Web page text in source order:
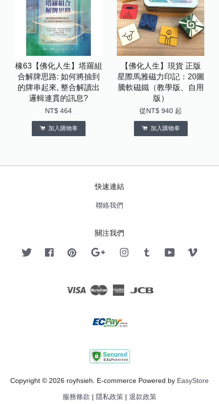
橡63【佛化人生】塔羅組
合解牌思路: 如何將抽到
的牌串起來, 整合解讀出
邏輯連貫的訊息?
NT$ 464
加入購物車
【佛化人生】現貨 正版
星際馬雅磁力印記：20圖
騰軟磁鐵（教學版、自用
版）
從NT$ 940 起
加入購物車
快速連結
聯絡我們
關注我們
Twitter FacebookPinterest Google InstagramTumblr YouTube
Visa Master American
Copyright © 2026 royhsieh. E-commerce Powered by EasyStore
服務條款 隱私政策 退款政策